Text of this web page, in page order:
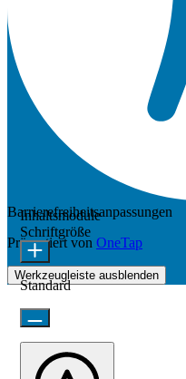
Barrierefreiheitsanpassungen
Präsentiert von OneTap
Werkzeugleiste ausblenden
Inhaltsmodule
Schriftgröße
Standard